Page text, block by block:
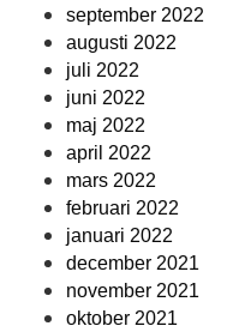
september 2022
augusti 2022
juli 2022
juni 2022
maj 2022
april 2022
mars 2022
februari 2022
januari 2022
december 2021
november 2021
oktober 2021